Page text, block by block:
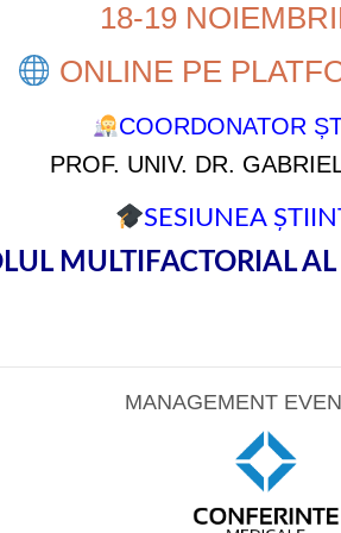
18-19
ONLINE PE
COORDONATOR
PROF. UNIV. DR.
SESIUNEA
MULTIFACTORIAL
MANAGEMENT